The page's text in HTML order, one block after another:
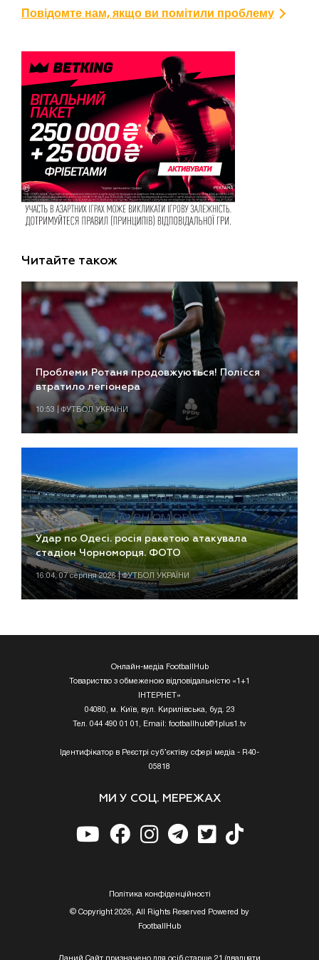
Повідомте нам, якщо ви помітили проблему
Читайте також
Проблеми Ротаня продовжуються! Полісся
втратило легіонера
10:53 | ФУТБОЛ УКРАЇНИ
Удар по Одесі. росія ракетою атакувала
стадіон Чорноморця. ФОТО
16:04, 07 серпня 2026 | ФУТБОЛ УКРАЇНИ
Онлайн-медіа FootballHub
Товариство з обмеженою відповідальністю «1+1
ІНТЕРНЕТ»
04080, м. Київ, вул. Кирилівська, буд. 23
Тел. 044 490 01 01, Email: footballhub@1plus1.tv
Ідентифікатор в Реєстрі суб’єктіву сфері медіа - R40-
05818
МИ У СОЦ. МЕРЕЖАХ
Полiтика конфiденцiйностi
© Copyright 2026, All Rights Reserved Powered by
FootballHub